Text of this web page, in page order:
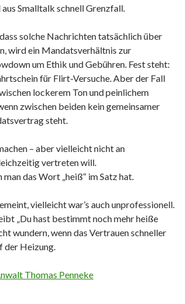
Smalltalk schnell Grenzfall.
solche Nachrichten tatsächlich über
wird ein Mandatsverhältnis zur
um Ethik und Gebühren. Fest steht:
für Flirt-Versuche. Aber der Fall
lockerem Ton und peinlichem
zwischen beiden kein gemeinsamer
steht.
– aber vielleicht nicht an
vertreten will.
das Wort „heiß“ im Satz hat.
vielleicht war’s auch unprofessionell.
„Du hast bestimmt noch mehr heiße
wundern, wenn das Vertrauen schneller
der Heizung.
Thomas Penneke